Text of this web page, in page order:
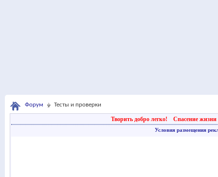
Форум Тесты и проверки
Творить добро легко! Спасение жизни
Условия размещения